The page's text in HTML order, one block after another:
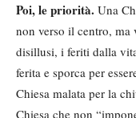
Poi, le priorità. Una
non verso il centro,
disillusi, i feriti dalla
ferita e sporca per
Chiesa malata per la
Chiesa che non